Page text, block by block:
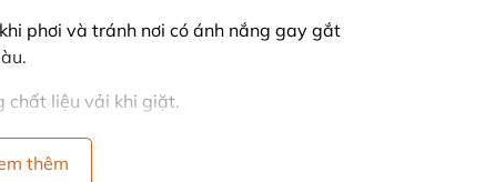
phơi và tránh nơi có ánh nắng gay gắt
chất liệu vải khi giặt.
thêm